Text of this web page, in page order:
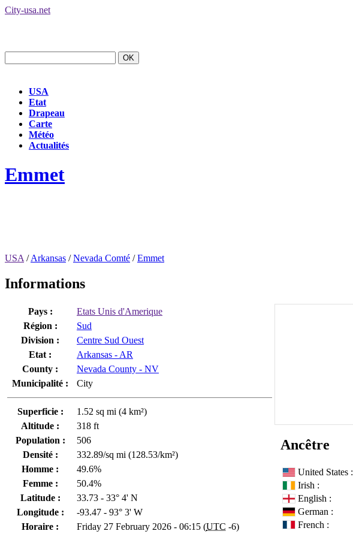
City-usa.net
USA
Etat
Drapeau
Carte
Météo
Actualités
Emmet
USA /Arkansas /Nevada Comté /Emmet
Informations
Pays :
Etats Unis d'Amerique
Région :
Sud
Division :
Centre Sud Ouest
Etat :
Arkansas - AR
County :
Nevada County - NV
Municipalité :
City
Superficie :
1.52 sq mi (4 km²)
Altitude :
318 ft
Population :
506
Densité :
332.89/sq mi (128.53/km²)
Homme :
49.6%
Femme :
50.4%
Latitude :
33.73 - 33° 4' N
Longitude :
-93.47 - 93° 3' W
Horaire :
Friday 27 February 2026 - 06:15 (UTC -6)
Ancêtre
United States :
Irish :
English :
German :
French :